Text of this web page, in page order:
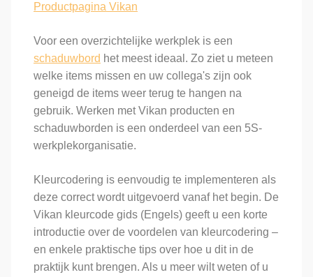
Productpagina Vikan
Voor een overzichtelijke werkplek is een
schaduwbord het meest ideaal. Zo ziet u meteen
welke items missen en uw collega's zijn ook
geneigd de items weer terug te hangen na
gebruik. Werken met Vikan producten en
schaduwborden is een onderdeel van een 5S-
werkplekorganisatie.
Kleurcodering is eenvoudig te implementeren als
deze correct wordt uitgevoerd vanaf het begin. De
Vikan kleurcode gids (Engels) geeft u een korte
introductie over de voordelen van kleurcodering –
en enkele praktische tips over hoe u dit in de
praktijk kunt brengen. Als u meer wilt weten of u